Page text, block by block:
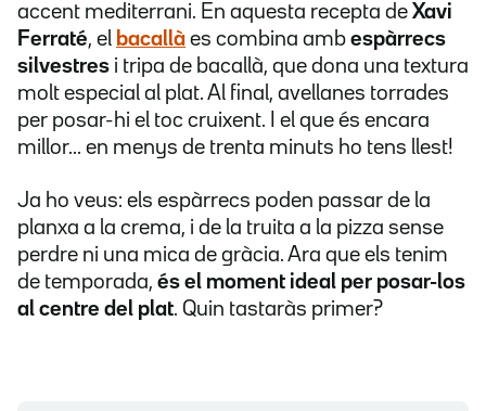
accent mediterrani. En aquesta recepta de Xavi
Ferraté, el bacallà es combina amb espàrrecs
silvestres i tripa de bacallà, que dona una textura
molt especial al plat. Al final, avellanes torrades
per posar-hi el toc cruixent. I el que és encara
millor... en menys de trenta minuts ho tens llest!
Ja ho veus: els espàrrecs poden passar de la
planxa a la crema, i de la truita a la pizza sense
perdre ni una mica de gràcia. Ara que els tenim
de temporada, és el moment ideal per posar-los
al centre del plat. Quin tastaràs primer?